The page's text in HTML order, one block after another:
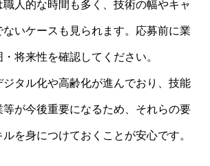
人的な時間も多く、技術の幅やキャ
ないケースも見られます。応募前に業
将来性を確認してください。
ジタル化や高齢化が進んでおり、技能
が今後重要になるため、それらの要
を身につけておくことが安心です。